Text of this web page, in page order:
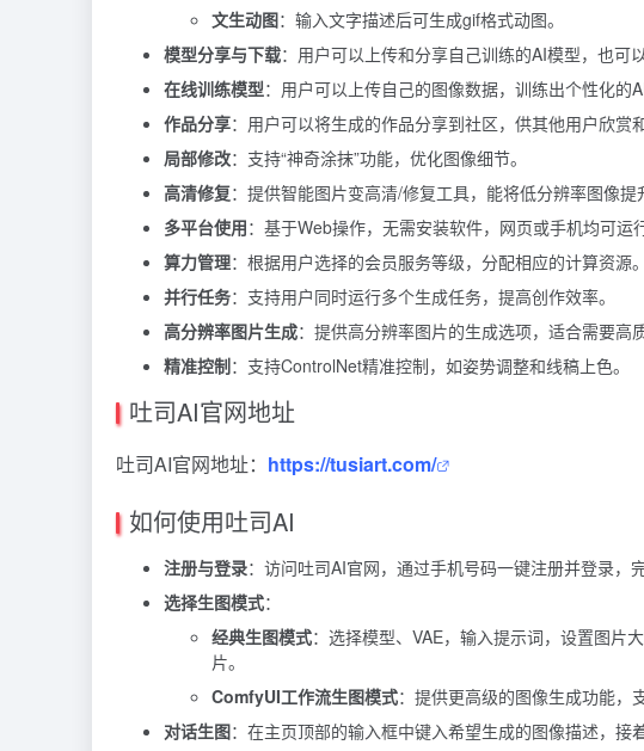
文生动图：输入文字描述后可生成gif格式动图。
模型分享与下载：用户可以上传和分享自己训练的AI模型，也可
在线训练模型：用户可以上传自己的图像数据，训练出个性化的AI
作品分享：用户可以将生成的作品分享到社区，供其他用户欣赏
局部修改：支持“神奇涂抹”功能，优化图像细节。
高清修复：提供智能图片变高清/修复工具，能将低分辨率图像提
多平台使用：基于Web操作，无需安装软件，网页或手机均可运行
算力管理：根据用户选择的会员服务等级，分配相应的计算资源。
并行任务：支持用户同时运行多个生成任务，提高创作效率。
高分辨率图片生成：提供高分辨率图片的生成选项，适合需要高
精准控制：支持ControlNet精准控制，如姿势调整和线稿上色。
吐司AI官网地址
吐司AI官网地址： https://tusiart.com/
如何使用吐司AI
注册与登录：访问吐司AI官网，通过手机号码一键注册并登录，
选择生图模式：
经典生图模式：选择模型、VAE，输入提示词，设置图片
片。
ComfyUI工作流生图模式：提供更高级的图像生成功能，
对话生图：在主页顶部的输入框中键入希望生成的图像描述，接